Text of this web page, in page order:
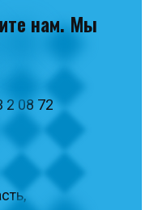
нам. Мы
2 08 72